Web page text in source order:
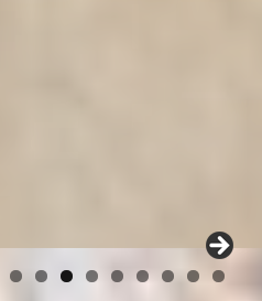
0 1 2 3 4 5 6
7